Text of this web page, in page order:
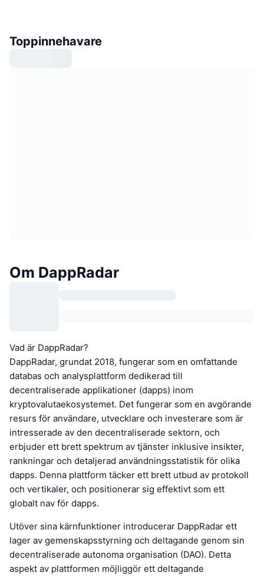
Toppinnehavare
Om DappRadar
Vad är DappRadar?
DappRadar, grundat 2018, fungerar som en omfattande
databas och analysplattform dedikerad till
decentraliserade applikationer (dapps) inom
kryptovalutaekosystemet. Det fungerar som en avgörande
resurs för användare, utvecklare och investerare som är
intresserade av den decentraliserade sektorn, och
erbjuder ett brett spektrum av tjänster inklusive insikter,
rankningar och detaljerad användningsstatistik för olika
dapps. Denna plattform täcker ett brett utbud av protokoll
och vertikaler, och positionerar sig effektivt som ett
globalt nav för dapps.
Utöver sina kärnfunktioner introducerar DappRadar ett
lager av gemenskapsstyrning och deltagande genom sin
decentraliserade autonoma organisation (DAO). Detta
aspekt av plattformen möjliggör ett deltagande